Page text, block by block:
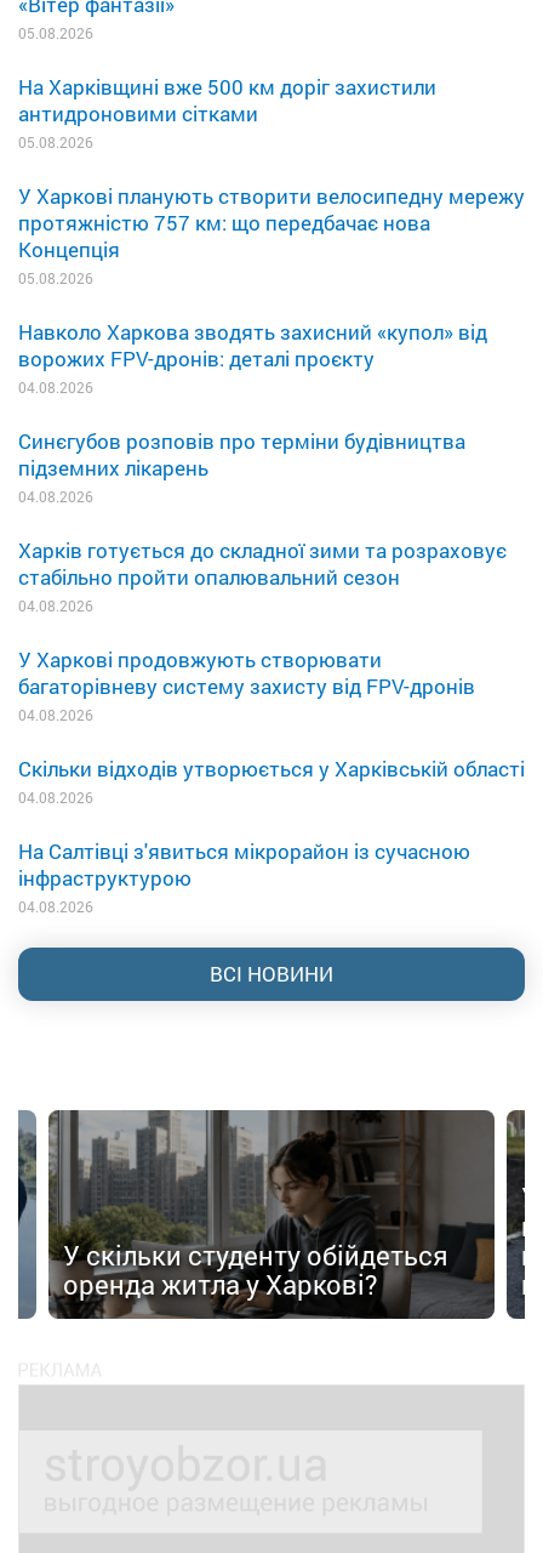
05.08.2026
На Харківщині вже 500 км доріг захистили
антидроновими сітками
05.08.2026
У Харкові планують створити велосипедну мережу
протяжністю 757 км: що передбачає нова
Концепція
05.08.2026
Навколо Харкова зводять захисний «купол» від
ворожих FPV-дронів: деталі проєкту
04.08.2026
Синєгубов розповів про терміни будівництва
підземних лікарень
04.08.2026
Харків готується до складної зими та розраховує
стабільно пройти опалювальний сезон
04.08.2026
У Харкові продовжують створювати
багаторівневу систему захисту від FPV-дронів
04.08.2026
Скільки відходів утворюється у Харківській області
04.08.2026
На Салтівці з'явиться мікрорайон із сучасною
інфраструктурою
04.08.2026
ВСІ НОВИНИ
У скільки студенту обійдеться
оренда житла у Харкові?